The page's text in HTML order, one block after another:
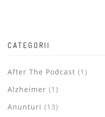
CATEGORII
After The Podcast (1)
Alzheimer (1)
Anunturi (13)